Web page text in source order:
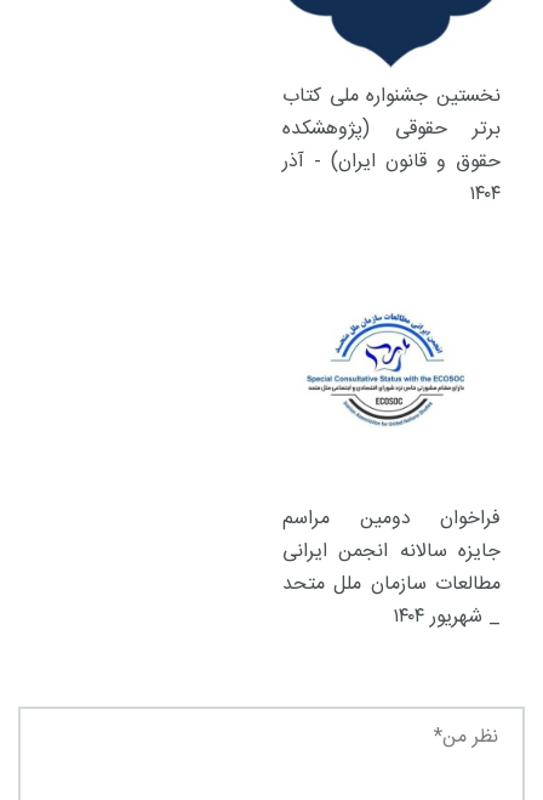
نخستین جشنواره ملی کتاب
برتر حقوقی (پژوهشکده
حقوق و قانون ایران) - آذر
۱۴۰۴
فراخوان دومین مراسم
جایزه سالانه انجمن ایرانی
مطالعات سازمان ملل متحد
_ شهریور ۱۴۰۴